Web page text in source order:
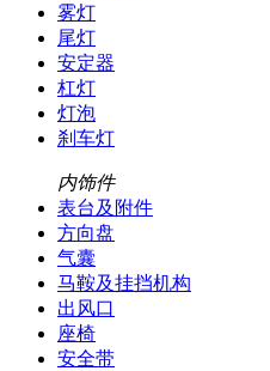
雾灯
尾灯
安定器
杠灯
灯泡
刹车灯
内饰件
表台及附件
方向盘
气囊
马鞍及挂挡机构
出风口
座椅
安全带